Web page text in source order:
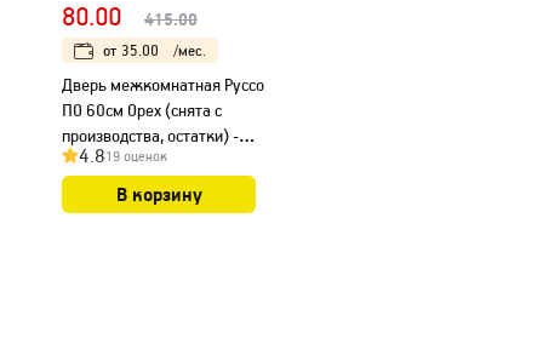
80.00 415.00
от 35.00 /мес.
Дверь межкомнатная Руссо
ПО 60см Орех (снята с
производства, остатки) -
1шт.4.819 оценок
В корзину